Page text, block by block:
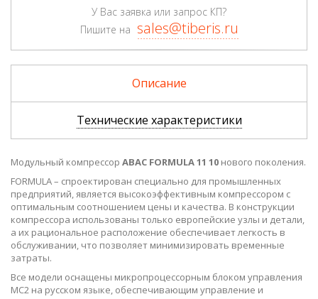
У Вас заявка или запрос КП?
Пишите на sales@tiberis.ru
Описание
Технические характеристики
Модульный компрессор ABAC FORMULA 11 10 нового поколения.
FORMULA – спроектирован специально для промышленных
предприятий, является высокоэффективным компрессором с
оптимальным соотношением цены и качества. В конструкции
компрессора использованы только европейские узлы и детали,
а их рациональное расположение обеспечивает легкость в
обслуживании, что позволяет минимизировать временные
затраты.
Все модели оснащены микропроцессорным блоком управления
МС2 на русском языке, обеспечивающим управление и